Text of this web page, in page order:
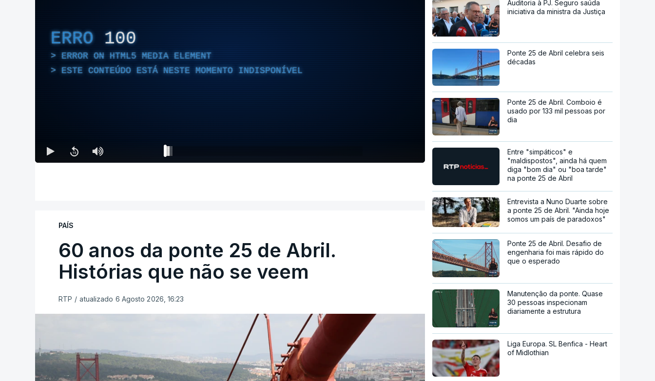
ERRO 100
ERROR ON HTML5 MEDIA ELEMENT
ESTE CONTEÚDO ESTÁ NESTE MOMENTO INDISPONÍVEL
PAÍS
60 anos da ponte 25 de Abril.
Histórias que não se veem
RTP / atualizado 6 Agosto 2026, 16:23
Auditoria à PJ. Seguro saúda
iniciativa da ministra da Justiça
Ponte 25 de Abril celebra seis
décadas
Ponte 25 de Abril. Comboio é
usado por 133 mil pessoas por
dia
Entre "simpáticos" e
"maldispostos", ainda há quem
diga "bom dia" ou "boa tarde"
na ponte 25 de Abril
Entrevista a Nuno Duarte sobre
a ponte 25 de Abril. "Ainda hoje
somos um país de paradoxos"
Ponte 25 de Abril. Desafio de
engenharia foi mais rápido do
que o esperado
Manutenção da ponte. Quase
30 pessoas inspecionam
diariamente a estrutura
Liga Europa. SL Benfica - Heart
of Midlothian